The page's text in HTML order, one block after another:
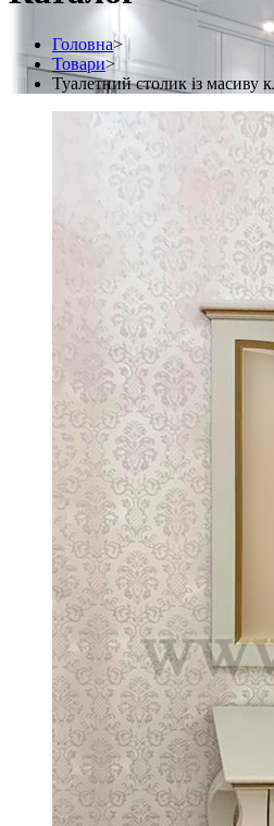
Головна>
Товари>
Туалетний столик із масиву